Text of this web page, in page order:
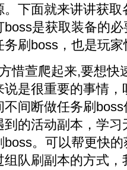
下面就来讲讲获
是获取装备的
刷boss，也是玩
惜萱爬起来,要想快
是很重要的事情，
间断做任务刷boss
的活动副本，学
。可以帮更快
队刷副本的方式